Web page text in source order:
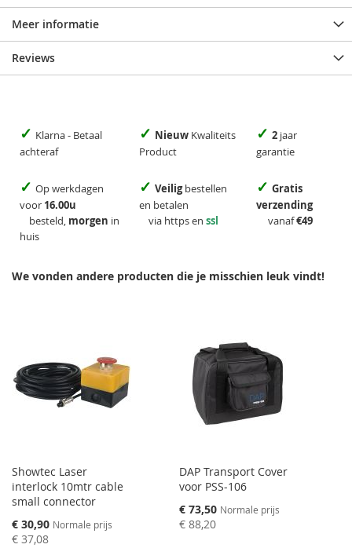
Meer informatie
Reviews
✓ Klarna - Betaal
achteraf
✓ Nieuw Kwaliteits
Product
✓ 2 jaar
garantie
✓ Op werkdagen
voor 16.00u
besteld, morgen in
huis
✓ Veiligbestellen
en betalen
via https en ssl
✓ Gratis
verzending
vanaf€49
We vonden andere producten die je misschien leuk vindt!
Showtec Laser
interlock 10mtr cable
small connector
Speciale
prijs
€ 30,90 Normale prijs
€ 37,08
DAP Transport Cover
voor PSS-106
Speciale
prijs
€ 73,50 Normale prijs
€ 88,20